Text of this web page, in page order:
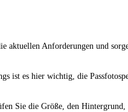
aktuellen Anforderungen und
ist es hier wichtig, die
Sie die Größe, den